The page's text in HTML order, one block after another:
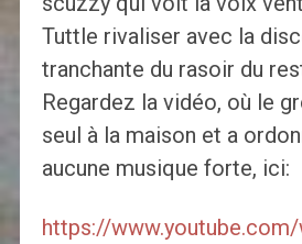
Tuttle rivaliser avec la
tranchante du rasoir du
Regardez la vidéo, où le
seul à la maison et a
aucune musique forte, ici:
https://